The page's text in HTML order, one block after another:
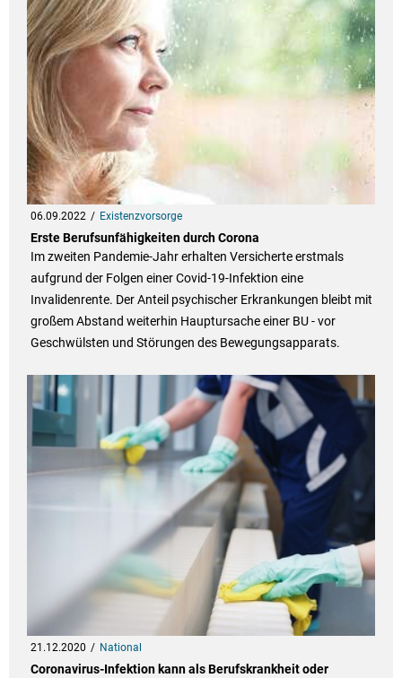
06.09.2022 Existenzvorsorge
Erste Berufsunfähigkeiten durch Corona
Im zweiten Pandemie-Jahr erhalten Versicherte erstmals
aufgrund der Folgen einer Covid-19-Infektion eine
Invalidenrente. Der Anteil psychischer Erkrankungen bleibt mit
großem Abstand weiterhin Hauptursache einer BU - vor
Geschwülsten und Störungen des Bewegungsapparats.
21.12.2020 National
Coronavirus-Infektion kann als Berufskrankheit oder